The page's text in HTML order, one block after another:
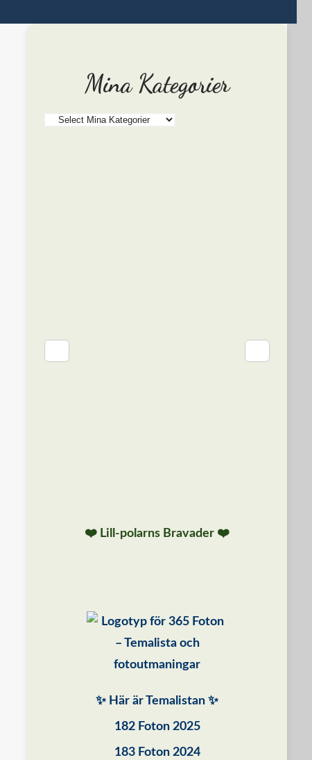
Mina Kategorier
❤️ Lill-polarns Bravader ❤️
✨ Här är Temalistan ✨
182 Foton 2025
183 Foton 2024